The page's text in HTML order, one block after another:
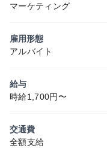
マーケティング
雇用形態
アルバイト
給与
時給1,700円〜
交通費
全額支給